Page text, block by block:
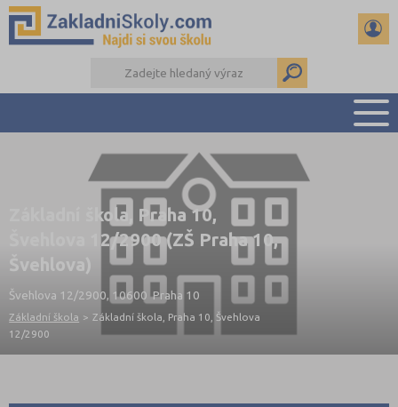
PŘEHLED ŠKOL
PŘIJÍMAČKY NA SŠ
RADY A ČLÁNKY
ČTENÁŘSKÝ DENÍK
DALŠÍ DRUHY ŠKOL
Základní škola, Praha 10,
Švehlova 12/2900 (ZŠ Praha 10,
Švehlova)
Švehlova 12/2900, 10600 Praha 10
Základní škola > Základní škola, Praha 10, Švehlova
12/2900